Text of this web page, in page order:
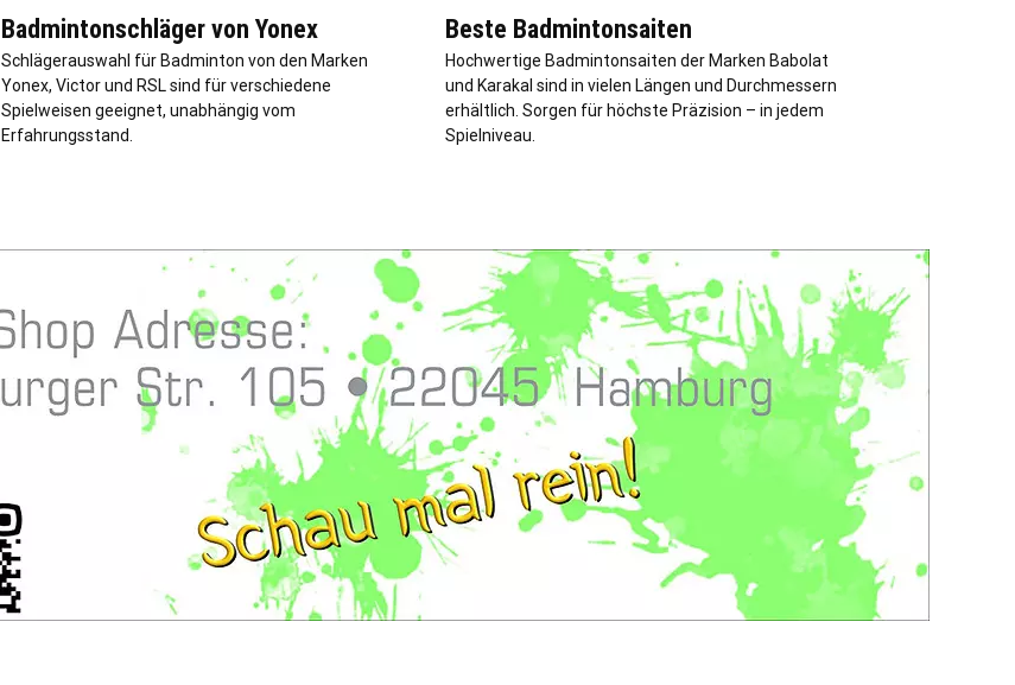
Badmintonschläger von Yonex
Schlägerauswahl für Badminton von den Marken
Yonex, Victor und RSL sind für verschiedene
Spielweisen geeignet, unabhängig vom
Erfahrungsstand.
Beste Badmintonsaiten
Hochwertige Badmintonsaiten der Marken Babolat
und Karakal sind in vielen Längen und Durchmessern
erhältlich. Sorgen für höchste Präzision – in jedem
Spielniveau.